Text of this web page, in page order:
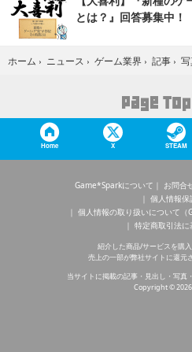
とは？』回答募集中！
ホーム › ニュース › ゲーム業界 › 記事 ›
Home X STEAM
Game*Sparkについて お問合
個人情報保
個人情報の取り扱いについて（
特定商取引法に
紹介した商品/サービスを購入
売上の一部が弊社サイトに還元
当サイトに掲載の記事・見出し・写真
Copyright ©